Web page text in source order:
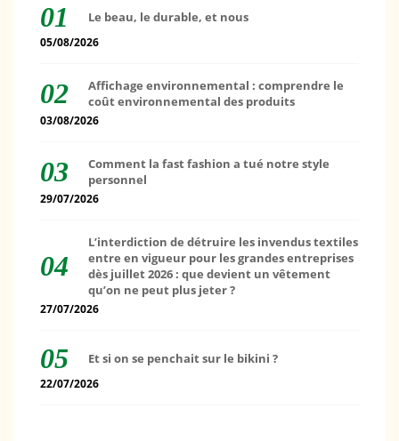
Le beau, le durable, et nous
05/08/2026
Affichage environnemental : comprendre le
coût environnemental des produits
03/08/2026
Comment la fast fashion a tué notre style
personnel
29/07/2026
L’interdiction de détruire les invendus textiles
entre en vigueur pour les grandes entreprises
dès juillet 2026 : que devient un vêtement
qu’on ne peut plus jeter ?
27/07/2026
Et si on se penchait sur le bikini ?
22/07/2026